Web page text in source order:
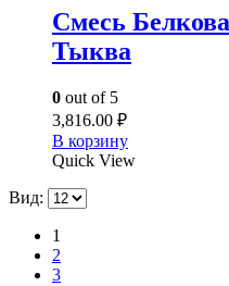
Смесь
Тыква
0 out of 5
3,816.00 ₽
В корзину
Quick View
Вид:
1
2
3